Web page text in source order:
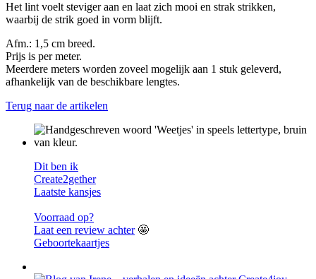
Het lint voelt steviger aan en laat zich mooi en strak strikken,
waarbij de strik goed in vorm blijft.
Afm.: 1,5 cm breed.
Prijs is per meter.
Meerdere meters worden zoveel mogelijk aan 1 stuk geleverd,
afhankelijk van de beschikbare lengtes.
Terug naar de artikelen
Dit ben ik
Create2gether
Laatste kansjes
Voorraad op?
Laat een review achter🤩
Geboortekaartjes